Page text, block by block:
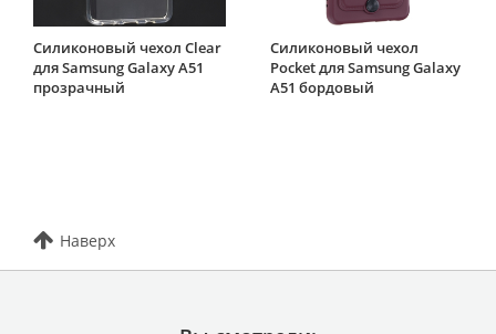
Силиконовый чехол Clear
для Samsung Galaxy A51
прозрачный
Силиконовый чехол
Pocket для Samsung Galaxy
A51 бордовый
Наверх